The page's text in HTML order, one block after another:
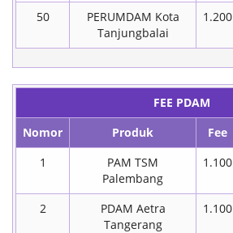
50
PERUMDAM Kota
Tanjungbalai
1.200
FEE PDAM
Nomor
Produk Fee
1
PAM TSM
Palembang
1.100
2
PDAM Aetra
Tangerang
1.100